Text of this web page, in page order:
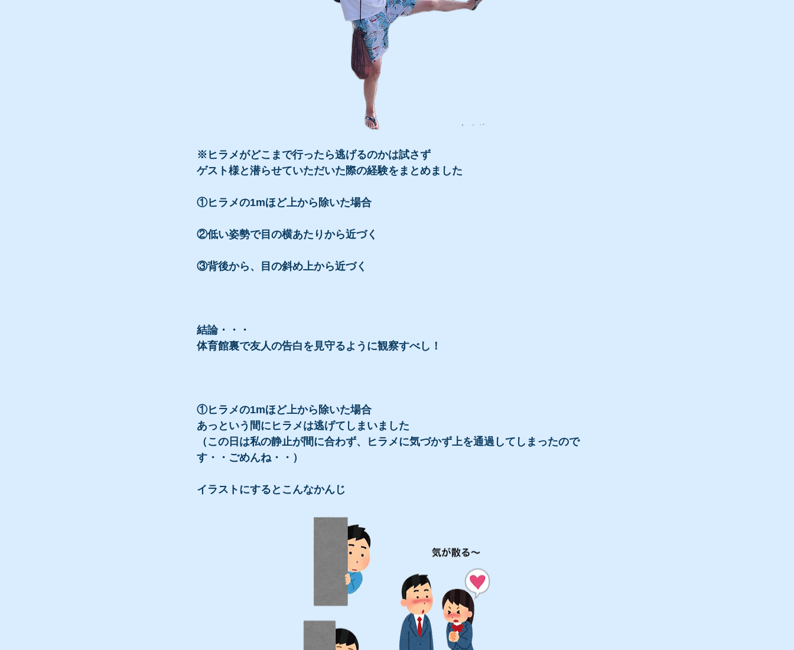
※ヒラメがどこまで行ったら逃げるのかは試さず
ゲスト様と潜らせていただいた際の経験をまとめました
①ヒラメの1mほど上から除いた場合
②低い姿勢で目の横あたりから近づく
③背後から、目の斜め上から近づく
結論・・・
体育館裏で友人の告白を見守るように観察すべし！
①ヒラメの1mほど上から除いた場合
あっという間にヒラメは逃げてしまいました
（この日は私の静止が間に合わず、ヒラメに気づかず上を通過してしまったので
す・・ごめんね・・）
イラストにするとこんなかんじ